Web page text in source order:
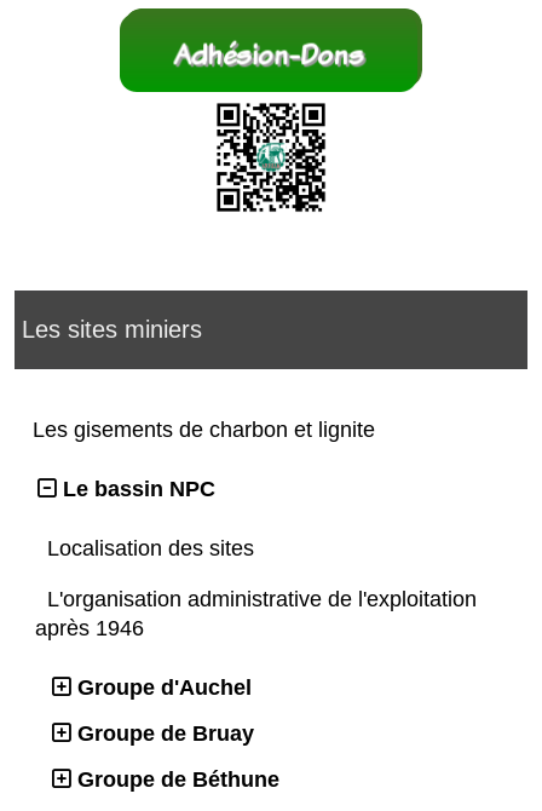
Les sites miniers
Les gisements de charbon et lignite
Le bassin NPC
Localisation des sites
L'organisation administrative de l'exploitation
après 1946
Groupe d'Auchel
Groupe de Bruay
Groupe de Béthune